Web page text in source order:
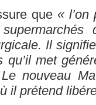
que « l’on
Il
met
nouveau
il prétend